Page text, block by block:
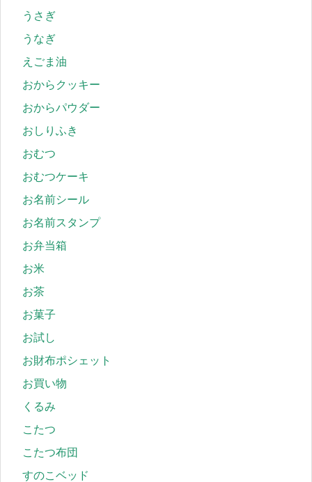
うさぎ
うなぎ
えごま油
おからクッキー
おからパウダー
おしりふき
おむつ
おむつケーキ
お名前シール
お名前スタンプ
お弁当箱
お米
お茶
お菓子
お試し
お財布ポシェット
お買い物
くるみ
こたつ
こたつ布団
すのこベッド